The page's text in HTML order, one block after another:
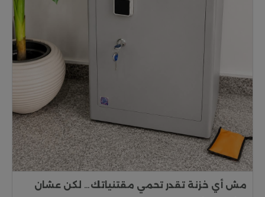
مش أي خزنة تقدر تحمي مقتنياتك… لكن عشان